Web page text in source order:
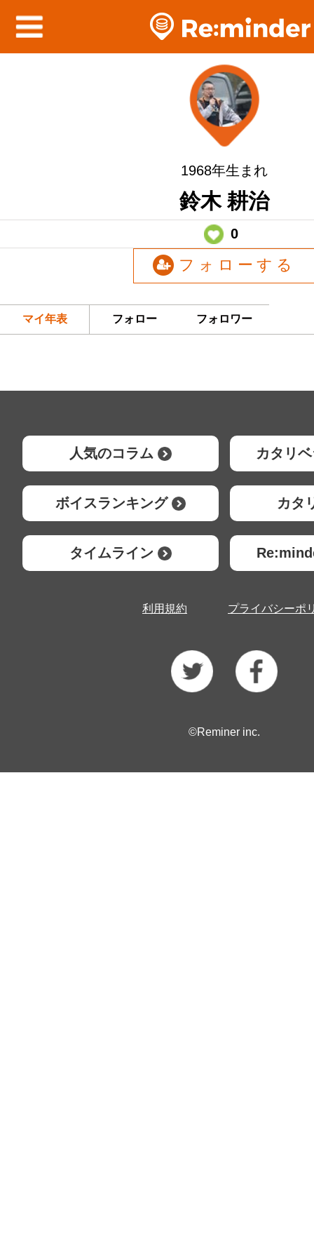
1968年生まれ
鈴木 耕治
0
フォローする
マイ年表 フォロー フォロワー
人気のコラム カタリ
ボイスランキング カタ
タイムライン
利用規約 プライバシーポ
©Reminer inc.